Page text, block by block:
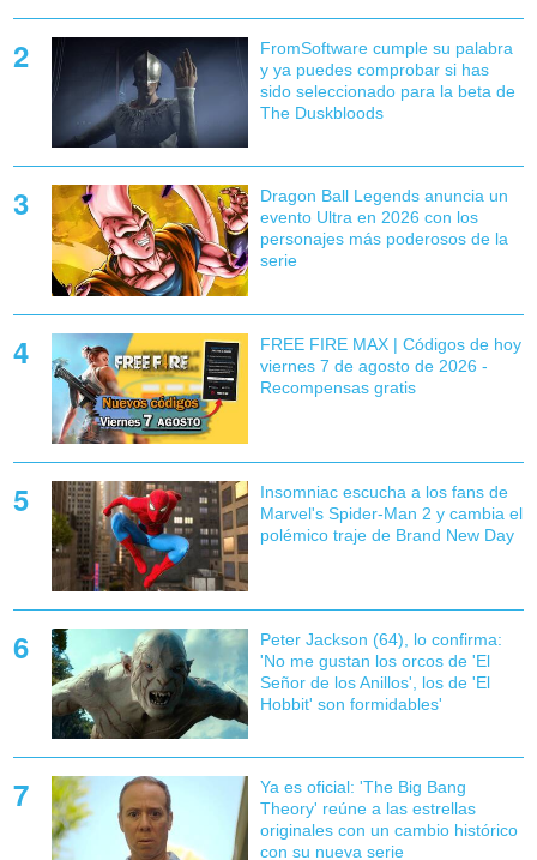
FromSoftware cumple su palabra
y ya puedes comprobar si has
sido seleccionado para la beta de
The Duskbloods
Dragon Ball Legends anuncia un
evento Ultra en 2026 con los
personajes más poderosos de la
serie
FREE FIRE MAX | Códigos de hoy
viernes 7 de agosto de 2026 -
Recompensas gratis
Insomniac escucha a los fans de
Marvel's Spider-Man 2 y cambia el
polémico traje de Brand New Day
Peter Jackson (64), lo confirma:
'No me gustan los orcos de 'El
Señor de los Anillos', los de 'El
Hobbit' son formidables'
Ya es oficial: 'The Big Bang
Theory' reúne a las estrellas
originales con un cambio histórico
con su nueva serie